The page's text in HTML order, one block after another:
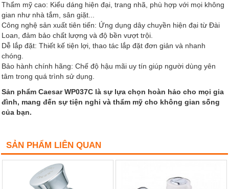
Thẩm mỹ cao: Kiểu dáng hiện đại, trang nhã, phù hợp với mọi không
gian như nhà tắm, sân giặt...
Công nghệ sản xuất tiên tiến: Ứng dụng dây chuyền hiện đại từ Đài
Loan, đảm bảo chất lượng và độ bền vượt trội.
Dễ lắp đặt: Thiết kế tiện lợi, thao tác lắp đặt đơn giản và nhanh
chóng.
Bảo hành chính hãng: Chế độ hậu mãi uy tín giúp người dùng yên
tâm trong quá trình sử dụng.
Sản phẩm Caesar WP037C là sự lựa chọn hoàn hảo cho mọi gia
đình, mang đến sự tiện nghi và thẩm mỹ cho không gian sống
của bạn.
SẢN PHẨM LIÊN QUAN